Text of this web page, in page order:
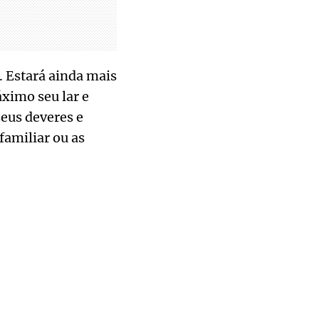
ainda mais
seu lar e
deveres e
ou as